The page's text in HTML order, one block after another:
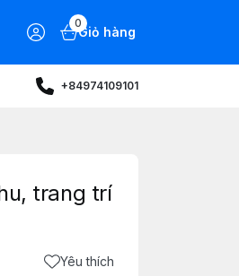
0
Giỏ hàng
+84974109101
trang trí
Yêu thích